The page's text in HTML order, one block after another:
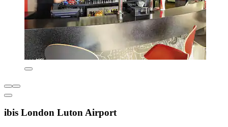
ibis London Luton Airport